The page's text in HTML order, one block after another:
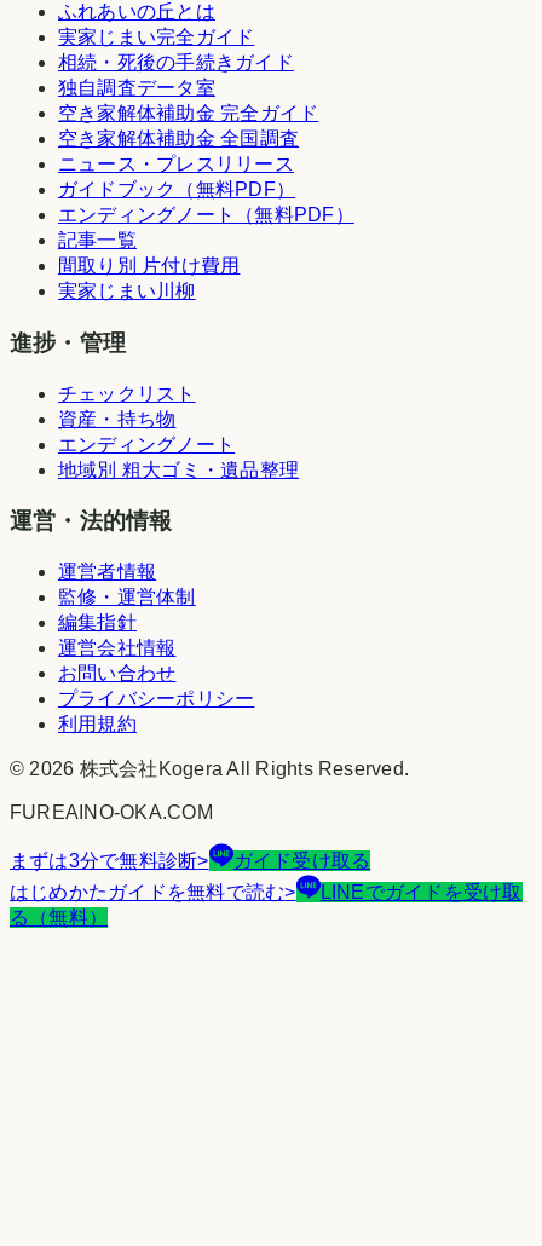
ふれあいの丘とは
実家じまい完全ガイド
相続・死後の手続きガイド
独自調査データ室
空き家解体補助金 完全ガイド
空き家解体補助金 全国調査
ニュース・プレスリリース
ガイドブック（無料PDF）
エンディングノート（無料PDF）
記事一覧
間取り別 片付け費用
実家じまい川柳
進捗・管理
チェックリスト
資産・持ち物
エンディングノート
地域別 粗大ゴミ・遺品整理
運営・法的情報
運営者情報
監修・運営体制
編集指針
運営会社情報
お問い合わせ
プライバシーポリシー
利用規約
© 2026 株式会社Kogera All Rights Reserved.
FUREAINO-OKA.COM
まずは3分で無料診断>
ガイド受け取る
はじめかたガイドを無料で読む>
LINEでガイドを受け取
る（無料）